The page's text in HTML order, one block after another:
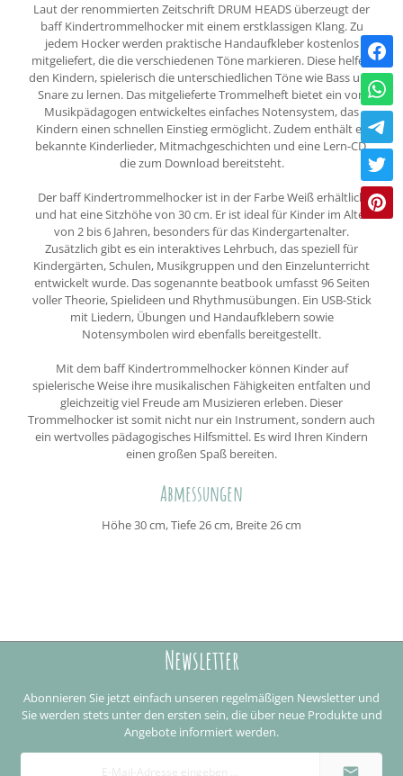
Laut der renommierten Zeitschrift DRUM HEADS überzeugt der
baff Kindertrommelhocker mit einem erstklassigen Klang. Zu
jedem Hocker werden praktische Handaufkleber kostenlos
mitgeliefert, die die verschiedenen Töne markieren. Diese helfen
den Kindern, spielerisch die unterschiedlichen Töne wie Bass und
Snare zu lernen. Das mitgelieferte Trommelheft bietet ein von
Musikpädagogen entwickeltes einfaches Notensystem, das
Kindern einen schnellen Einstieg ermöglicht. Zudem enthält es
bekannte Kinderlieder, Mitmachgeschichten und eine Lern-CD,
die zum Download bereitsteht.
Der baff Kindertrommelhocker ist in der Farbe Weiß erhältlich
und hat eine Sitzhöhe von 30 cm. Er ist ideal für Kinder im Alter
von 2 bis 6 Jahren, besonders für das Kindergartenalter.
Zusätzlich gibt es ein interaktives Lehrbuch, das speziell für
Kindergärten, Schulen, Musikgruppen und den Einzelunterricht
entwickelt wurde. Das sogenannte beatbook umfasst 96 Seiten
voller Theorie, Spielideen und Rhythmusübungen. Ein USB-Stick
mit Liedern, Übungen und Handaufklebern sowie
Notensymbolen wird ebenfalls bereitgestellt.
Mit dem baff Kindertrommelhocker können Kinder auf
spielerische Weise ihre musikalischen Fähigkeiten entfalten und
gleichzeitig viel Freude am Musizieren erleben. Dieser
Trommelhocker ist somit nicht nur ein Instrument, sondern auch
ein wertvolles pädagogisches Hilfsmittel. Es wird Ihren Kindern
einen großen Spaß bereiten.
Abmessungen
Höhe 30 cm, Tiefe 26 cm, Breite 26 cm
Newsletter
Abonnieren Sie jetzt einfach unseren regelmäßigen Newsletter und
Sie werden stets unter den ersten sein, die über neue Produkte und
Angebote informiert werden.
E-